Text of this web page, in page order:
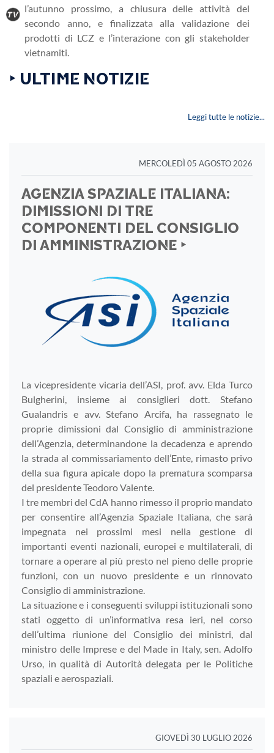
l’autunno prossimo, a chiusura delle attività del
secondo anno, e finalizzata alla validazione dei
prodotti di LCZ e l’interazione con gli stakeholder
vietnamiti.
‣ ULTIME NOTIZIE
Leggi tutte le notizie...
MERCOLEDÌ 05 AGOSTO 2026
AGENZIA SPAZIALE ITALIANA:
DIMISSIONI DI TRE
COMPONENTI DEL CONSIGLIO
DI AMMINISTRAZIONE ‣
La vicepresidente vicaria dell’ASI, prof. avv. Elda Turco
Bulgherini, insieme ai consiglieri dott. Stefano
Gualandris e avv. Stefano Arcifa, ha rassegnato le
proprie dimissioni dal Consiglio di amministrazione
dell’Agenzia, determinandone la decadenza e aprendo
la strada al commissariamento dell’Ente, rimasto privo
della sua figura apicale dopo la prematura scomparsa
del presidente Teodoro Valente.
I tre membri del CdA hanno rimesso il proprio mandato
per consentire all’Agenzia Spaziale Italiana, che sarà
impegnata nei prossimi mesi nella gestione di
importanti eventi nazionali, europei e multilaterali, di
tornare a operare al più presto nel pieno delle proprie
funzioni, con un nuovo presidente e un rinnovato
Consiglio di amministrazione.
La situazione e i conseguenti sviluppi istituzionali sono
stati oggetto di un’informativa resa ieri, nel corso
dell’ultima riunione del Consiglio dei ministri, dal
ministro delle Imprese e del Made in Italy, sen. Adolfo
Urso, in qualità di Autorità delegata per le Politiche
spaziali e aerospaziali.
GIOVEDÌ 30 LUGLIO 2026